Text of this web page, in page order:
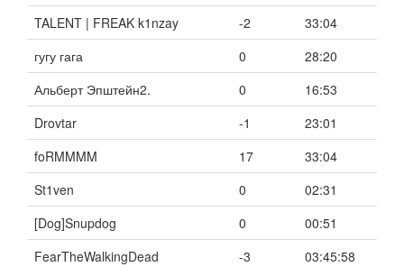
TALENT | FREAK k1nzay
-2
33:04
гугу гага
0
28:20
Альберт Эпштейн2.
0
16:53
Drovtar
-1
23:01
foRMMMM
17
33:04
St1ven
0
02:31
[Dog]Snupdog
0
00:51
FearTheWalkingDead
-3
03:45:58